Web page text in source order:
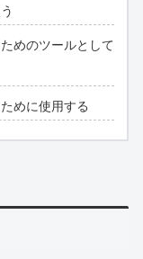
めのツールとして
めに使用する